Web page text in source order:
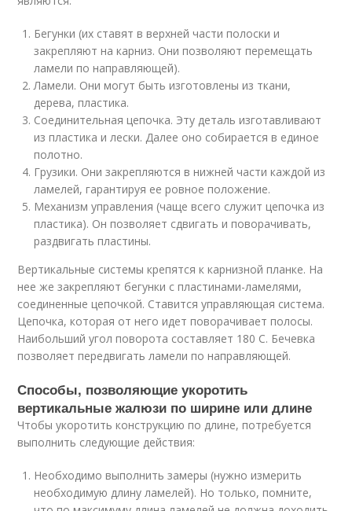
Бегунки (их ставят в верхней части полоски и
закрепляют на карниз. Они позволяют перемещать
ламели по направляющей).
Ламели. Они могут быть изготовлены из ткани,
дерева, пластика.
Соединительная цепочка. Эту деталь изготавливают
из пластика и лески. Далее оно собирается в единое
полотно.
Грузики. Они закрепляются в нижней части каждой из
ламелей, гарантируя ее ровное положение.
Механизм управления (чаще всего служит цепочка из
пластика). Он позволяет сдвигать и поворачивать,
раздвигать пластины.
Вертикальные системы крепятся к карнизной планке. На
нее же закрепляют бегунки с пластинами-ламелями,
соединенные цепочкой. Ставится управляющая система.
Цепочка, которая от него идет поворачивает полосы.
Наибольший угол поворота составляет 180 С. Бечевка
позволяет передвигать ламели по направляющей.
Способы, позволяющие укоротить
вертикальные жалюзи по ширине или длине
Чтобы укоротить конструкцию по длине, потребуется
выполнить следующие действия:
Необходимо выполнить замеры (нужно измерить
необходимую длину ламелей). Но только, помните,